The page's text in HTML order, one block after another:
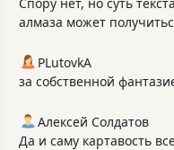
алмаза может
PLutоvkА
за собственной
Алексей Солдатов
Да и саму картавость